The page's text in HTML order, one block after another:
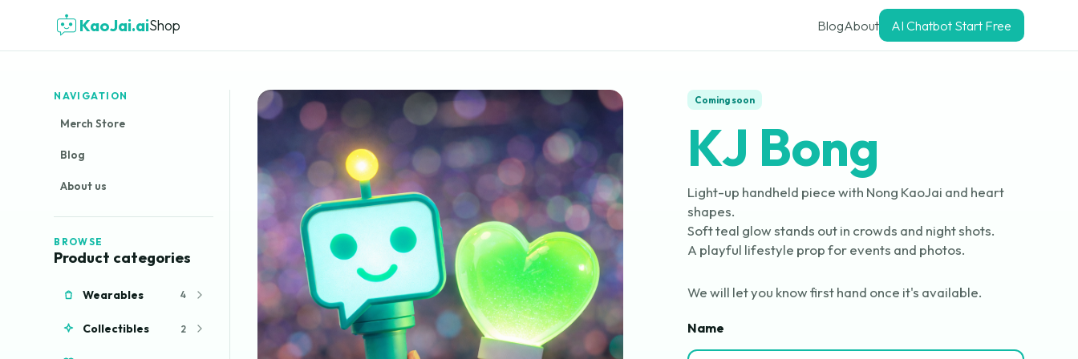
KaoJai.aiShop BlogAbout AI Chatbot Start Free
NAVIGATION
Merch Store
Blog
About us
BROWSE
Product categories
Wearables 4
Collectibles 2
Coming soon
KJ Bong
Light-up handheld piece with Nong KaoJai and heart
shapes.
Soft teal glow stands out in crowds and night shots.
A playful lifestyle prop for events and photos.
We will let you know first hand once it's available.
Name